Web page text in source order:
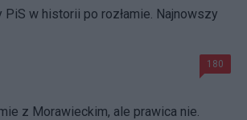
PiS w historii po rozłamie. Najnowszy
180
z Morawieckim, ale prawica nie.